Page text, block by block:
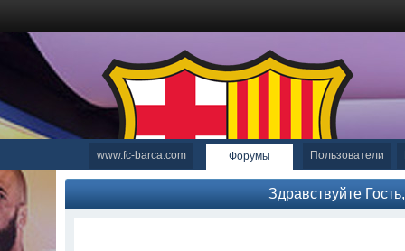
www.fc-barca.com Форумы Пользователи
Здравствуйте